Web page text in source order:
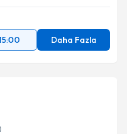
Daha Fazla